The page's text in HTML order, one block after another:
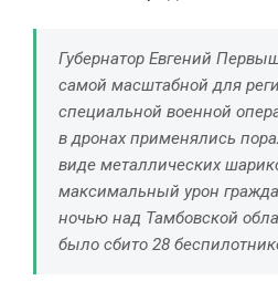
Губернатор Евгений
самой масштабной для
специальной военной
в дронах применялись
виде металлических
максимальный урон
ночью над Тамбовской
было сбито 28